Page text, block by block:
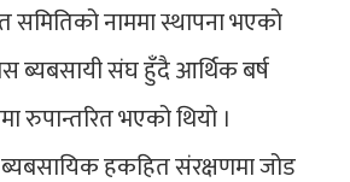
समितिको नाममा स्थापना भएको
ब्यबसायी संघ हुँदै आर्थिक बर्ष
रुपान्तरित भएको थियो ।
हकहित संरक्षणमा जोड